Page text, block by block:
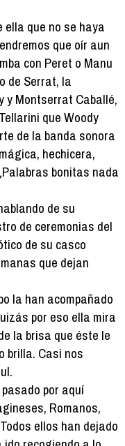
que no se haya
que oír aun
con Peret o Manu
de Serrat, la
y Montserrat Caballé,
que Woody
de la banda sonora
hechicera,
bonitas nada
de su
de ceremonias del
de su casco
que dejan
la han acompañado
por eso ella mira
la brisa que éste le
brilla. Casi nos
por aquí
Romanos,
ellos han dejado